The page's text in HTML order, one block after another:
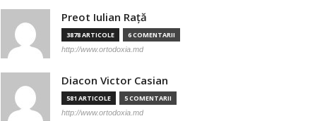
Preot Iulian Raţă
3878 ARTICOLE 6 COMENTARII
http://www.ortodoxia.md
Diacon Victor Casian
581 ARTICOLE 5 COMENTARII
http://www.ortodoxia.md